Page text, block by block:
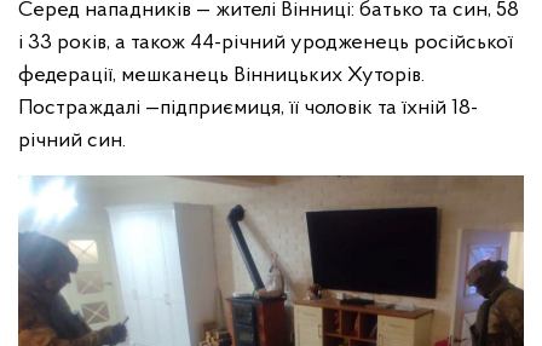
Серед нападників — жителі Вінниці: батько та син, 58
і 33 років, а також 44-річний уродженець російської
федерації, мешканець Вінницьких Хуторів.
Постраждалі —підприємиця, її чоловік та їхній 18-
річний син.